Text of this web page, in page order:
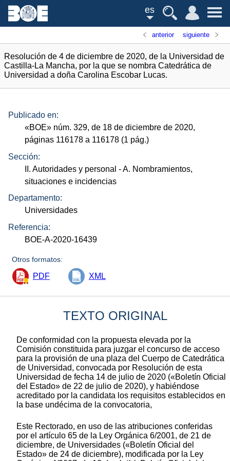
es
anterior siguiente
Resolución de 4 de diciembre de 2020, de la Universidad de
Castilla-La Mancha, por la que se nombra Catedrática de
Universidad a doña Carolina Escobar Lucas.
Publicado en:
«BOE» núm. 329, de 18 de diciembre de 2020,
páginas 116178 a 116178 (1 pág.)
Sección:
II. Autoridades y personal - A. Nombramientos,
situaciones e incidencias
Departamento:
Universidades
Referencia:
BOE-A-2020-16439
Otros formatos:
PDF XML
TEXTO ORIGINAL
De conformidad con la propuesta elevada por la
Comisión constituida para juzgar el concurso de acceso
para la provisión de una plaza del Cuerpo de Catedrática
de Universidad, convocada por Resolución de esta
Universidad de fecha 14 de julio de 2020 («Boletín Oficial
del Estado» de 22 de julio de 2020), y habiéndose
acreditado por la candidata los requisitos establecidos en
la base undécima de la convocatoria,
Este Rectorado, en uso de las atribuciones conferidas
por el artículo 65 de la Ley Orgánica 6/2001, de 21 de
diciembre, de Universidades («Boletín Oficial del
Estado» de 24 de diciembre), modificada por la Ley